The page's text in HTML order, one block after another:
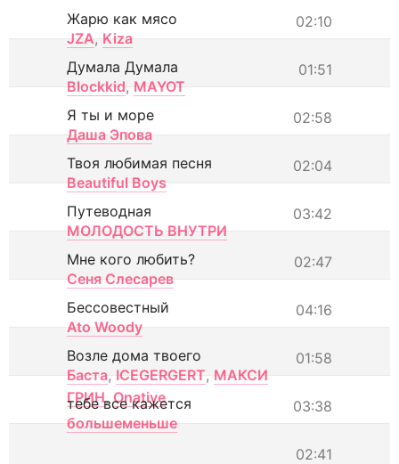
02:10
Жарю как мясо
JZA, Kiza
01:51
Думала Думала
Blockkid, MAYOT
02:58
Я ты и море
Даша Эпова
02:04
Твоя любимая песня
Beautiful Boys
03:42
Путеводная
МОЛОДОСТЬ ВНУТРИ
02:47
Мне кого любить?
Сеня Слесарев
04:16
Бессовестный
Ato Woody
01:58
Возле дома твоего
Баста, ICEGERGERT, МАКСИ
ГРИН, Onative 03:38
тебе все кажется
большеменьше
02:41